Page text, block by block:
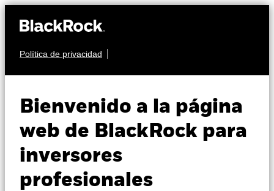
Política de privacidad
Bienvenido a la página
web de BlackRock para
inversores
profesionales
Perspectivas
Visión de mercado
Educación
IFSU
USA Equity
Multifactor UCITS
ETF